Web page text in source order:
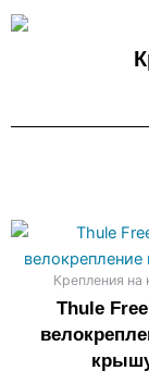
Крепления
Thule